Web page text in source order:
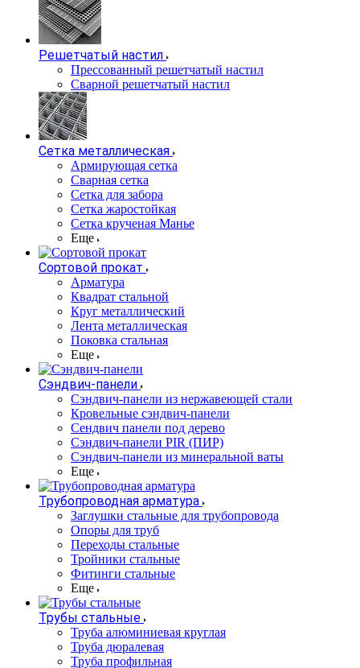
Решетчатый настил
Прессованный решетчатый настил
Сварной решетчатый настил
Сетка металлическая
Армирующая сетка
Сварная сетка
Сетка для забора
Сетка жаростойкая
Сетка крученая Манье
Еще
Сортовой прокат
Арматура
Квадрат стальной
Круг металлический
Лента металлическая
Поковка стальная
Еще
Сэндвич-панели
Cэндвич-панели из нержавеющей стали
Кровельные сэндвич-панели
Сендвич панели под дерево
Сэндвич-панели PIR (ПИР)
Сэндвич-панели из минеральной ваты
Еще
Трубопроводная арматура
Заглушки стальные для трубопровода
Опоры для труб
Переходы стальные
Тройники стальные
Фитинги стальные
Еще
Трубы стальные
Труба алюминиевая круглая
Труба дюралевая
Труба профильная